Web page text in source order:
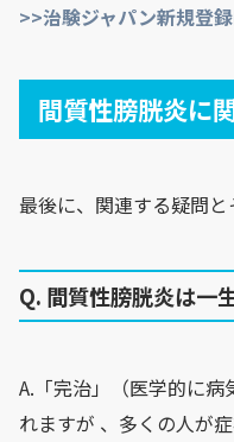
>>治験ジャパン新規登
間質性膀胱炎に
最後に、関連する疑問と
Q. 間質性膀胱炎は一
A.「完治」（医学的に
れますが 、多くの人が